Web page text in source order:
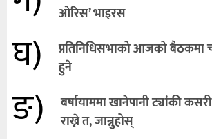
ओरिस’ भाइरस
घ)
प्रतिनिधिसभाको आजको बैठकमा
हुने
ङ)
बर्षायाममा खानेपानी ट्यांकी
राख्ने त, जान्नुहोस्